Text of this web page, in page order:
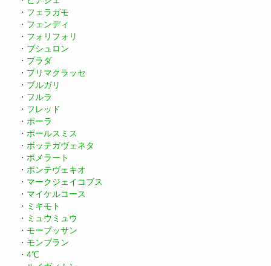
・ フェラガモ
・ フェンディ
・ フォリフォリ
・ ブシュロン
・ プラダ
・ プリマクラッセ
・ ブルガリ
・ フルラ
・ フレッド
・ ポーラ
・ ポールスミス
・ ボッテガヴェネタ
・ ポメラート
・ ポンテヴェキオ
・ マークジェイコブス
・ マイケルコース
・ ミキモト
・ ミュウミュウ
・ モーブッサン
・ モンブラン
・ 4℃